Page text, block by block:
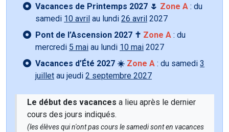
Vacances de Printemps 2027 🌷 Zone A : du
samedi 10 avril au lundi 26 avril 2027
Pont de l’Ascension 2027 ✝️ Zone A : du
mercredi 5 mai au lundi 10 mai 2027
Vacances d’Été 2027 ☀️ Zone A : du samedi 3
juillet au jeudi 2 septembre 2027
Le début des vacances a lieu après le dernier
cours des jours indiqués.
(les élèves qui n'ont pas cours le samedi sont en vacances